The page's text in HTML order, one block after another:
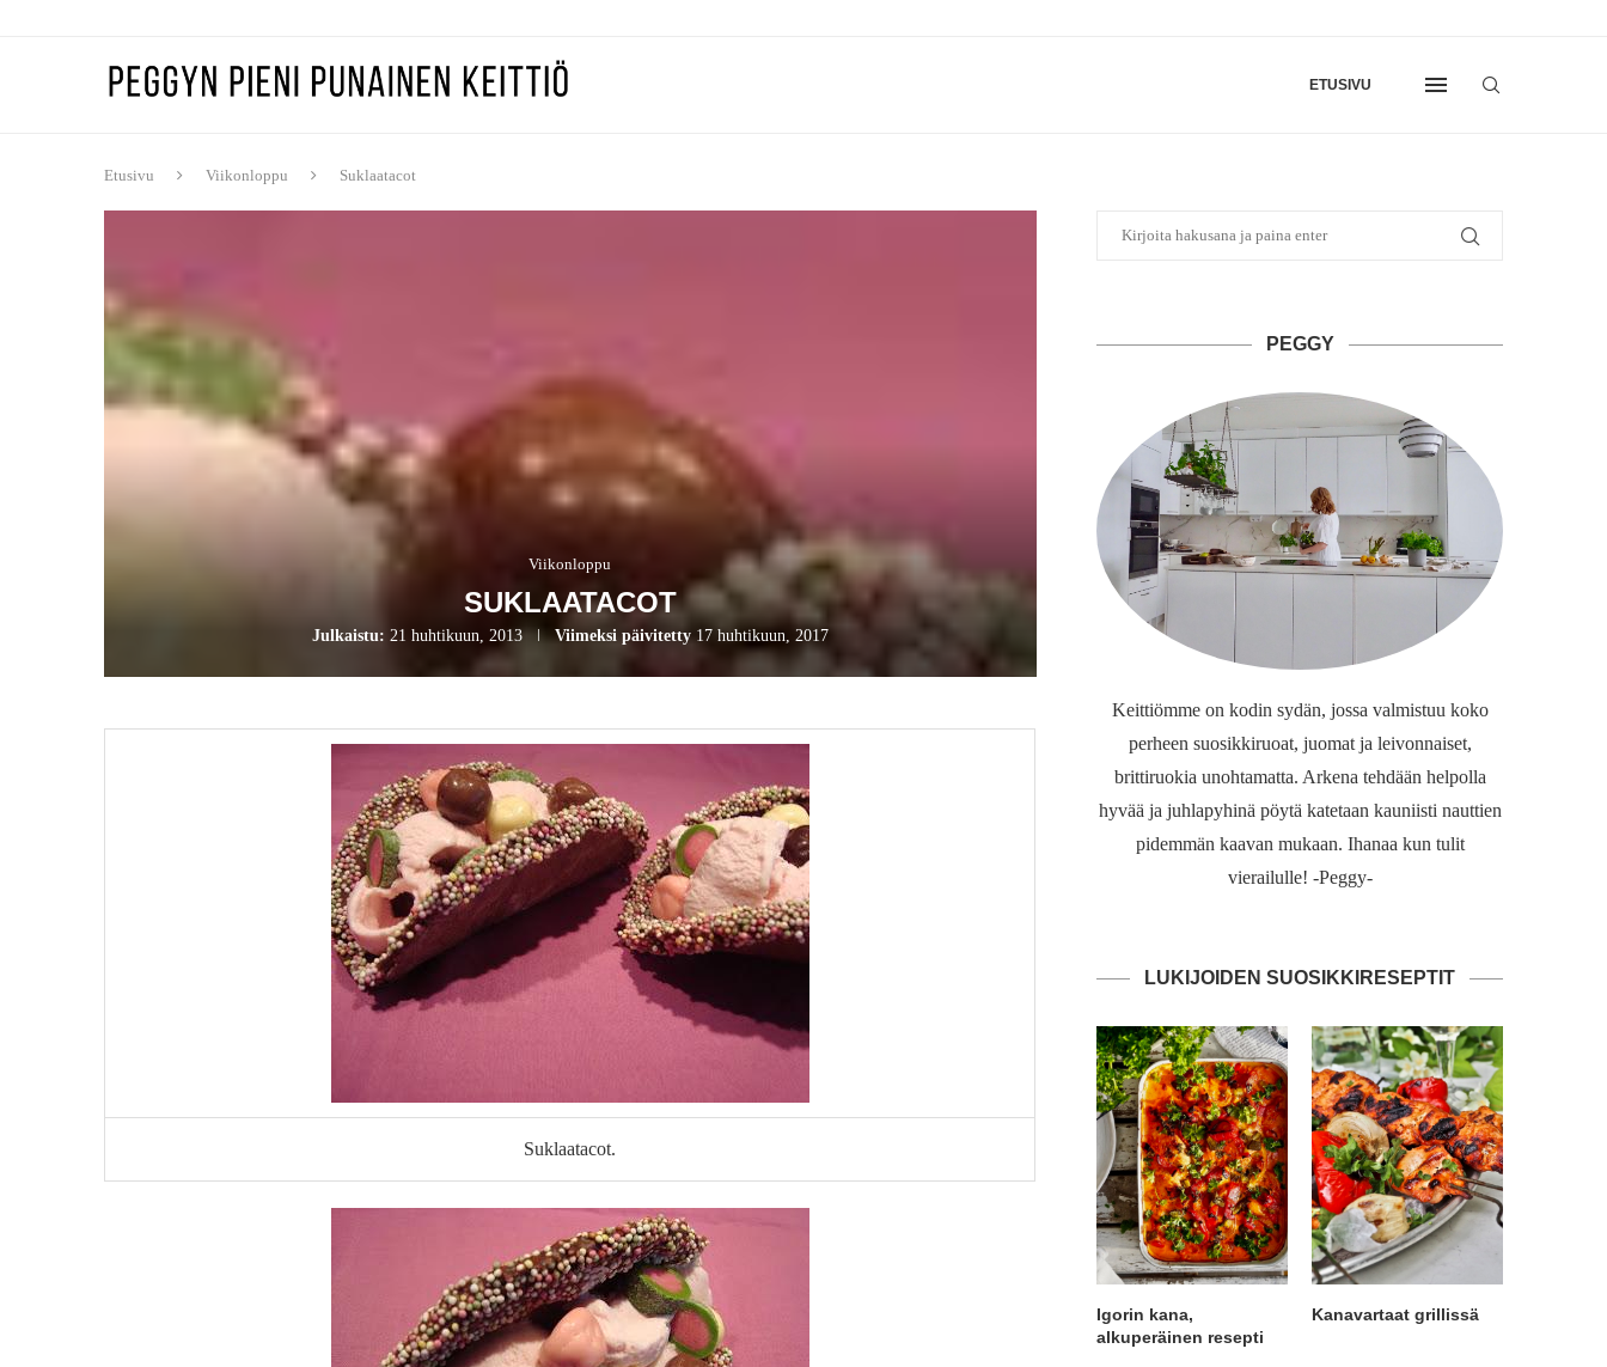
ETUSIVU
Etusivu Viikonloppu Suklaatacot
Viikonloppu
SUKLAATACOT
Julkaistu: 21 huhtikuun, 2013 Viimeksi päivitetty 17 huhtikuun, 2017
Suklaatacot.
PEGGY
Keittiömme on kodin sydän, jossa valmistuu koko
perheen suosikkiruoat, juomat ja leivonnaiset,
brittiruokia unohtamatta. Arkena tehdään helpolla
hyvää ja juhlapyhinä pöytä katetaan kauniisti nauttien
pidemmän kaavan mukaan. Ihanaa kun tulit
vierailulle! -Peggy-
LUKIJOIDEN SUOSIKKIRESEPTIT
Igorin kana,
alkuperäinen resepti
Kanavartaat grillissä